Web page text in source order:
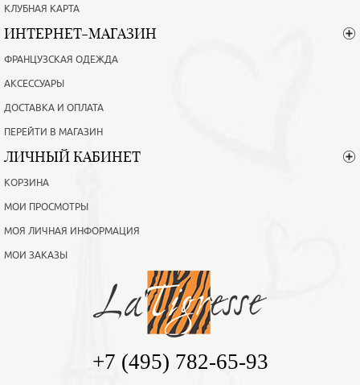
КЛУБНАЯ КАРТА
ИНТЕРНЕТ-МАГАЗИН
ФРАНЦУЗСКАЯ ОДЕЖДА
АКСЕССУАРЫ
ДОСТАВКА И ОПЛАТА
ПЕРЕЙТИ В МАГАЗИН
ЛИЧНЫЙ КАБИНЕТ
КОРЗИНА
МОИ ПРОСМОТРЫ
МОЯ ЛИЧНАЯ ИНФОРМАЦИЯ
МОИ ЗАКАЗЫ
+7 (495) 782-65-93